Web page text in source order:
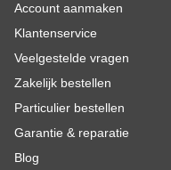
Account aanmaken
Klantenservice
Veelgestelde vragen
Zakelijk bestellen
Particulier bestellen
Garantie & reparatie
Blog